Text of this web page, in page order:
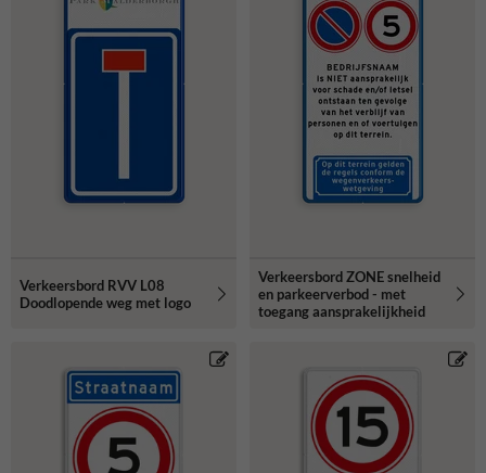
Verkeersbord RVV L08
Doodlopende weg met logo
Verkeersbord ZONE snelheid
en parkeerverbod - met
toegang aansprakelijkheid